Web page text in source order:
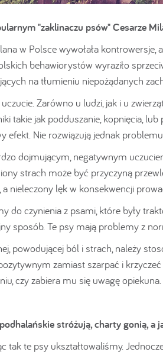
"zaklinaczu psów" Cesarze
w Polsce wywołała
behawiorystów wyraziło
na tłumieniu niepożądanych
Zarówno u ludzi, jak i u
takie jak podduszanie, kopnięcia,
efekt. Nie rozwiązują jednak
dojmującym, negatywnym
strach może być przyczyną
a nieleczony lęk w konsekwencji
do czynienia z psami, które były
sposób. Te psy mają problemy z
powodującej ból i strach, należy
zamiast szarpać i
czy zabiera mu się uwagę opiekuna.
stróżują, charty gonią,
tak te psy ukształtowaliśmy.